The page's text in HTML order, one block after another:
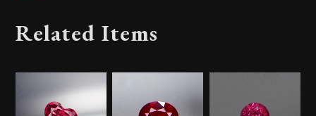
Related Items